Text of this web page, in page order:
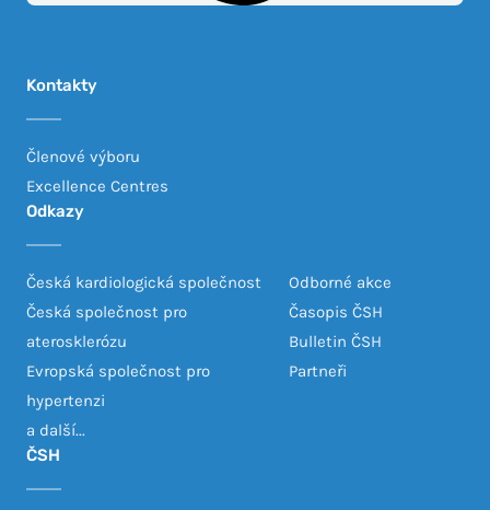
ČSH
Odborné akce
Časopis ČSH
Bulletin ČSH
Partneři
Odkazy
Česká kardiologická společnost
Česká společnost pro
aterosklerózu
Evropská společnost pro
hypertenzi
a další...
Kontakty
Členové výboru
Excellence Centres